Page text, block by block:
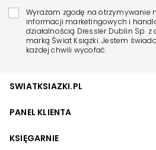
Wyrażam zgodę na otrzymywanie
informacji marketingowych i
działalnością Dressler Dublin Sp. z
marką Świat Książki. Jestem
każdej chwili wycofać.
SWIATKSIAZKI.PL
PANEL KLIENTA
KSIĘGARNIE